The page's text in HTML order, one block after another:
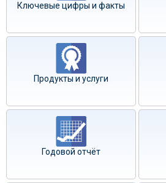
Ключевые цифры и факты
Продукты и услуги
Годовой отчёт